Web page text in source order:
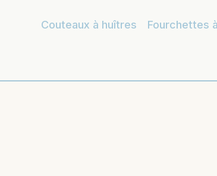
Couteaux à huîtres Fourchettes